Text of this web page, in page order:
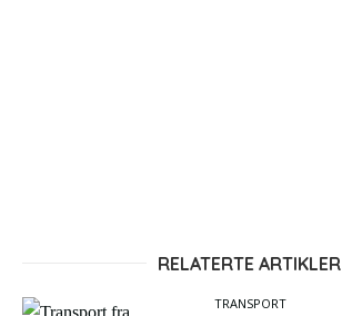
RELATERTE ARTIKLER
TRANSPORT